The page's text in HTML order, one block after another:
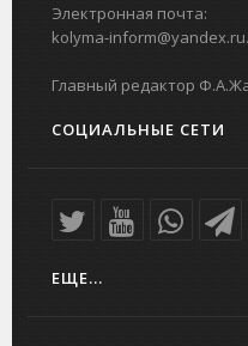
Электронная почта:
kolyma-inform@yandex.ru.
Главный редактор
СОЦИАЛЬНЫЕ СЕТИ
ЕЩЕ...